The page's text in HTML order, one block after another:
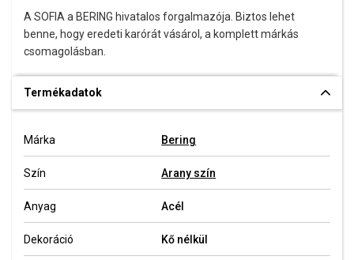
A SOFIA a BERING hivatalos forgalmazója. Biztos lehet
benne, hogy eredeti karórát vásárol, a komplett márkás
csomagolásban.
Termékadatok
Márka Bering
Szín Arany szín
Anyag Acél
Dekoráció Kő nélkül